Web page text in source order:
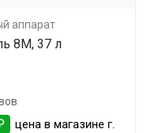
аппарат
8М, 37 л
цена в магазине г.